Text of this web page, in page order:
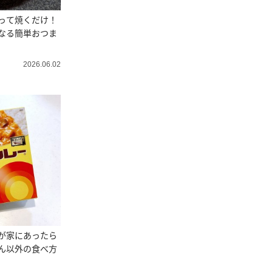
て焼くだけ！
る簡単おつま
2026.06.02
家にあったら
以外の食べ方